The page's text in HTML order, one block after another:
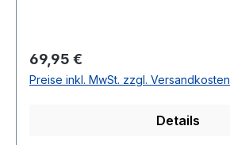
Regulärer Preis:
69,95 €
Preise inkl. MwSt. zzgl. Versandkosten
Details